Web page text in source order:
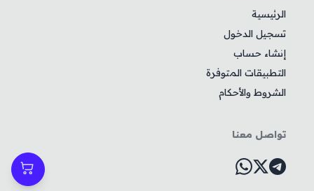
الرئيسية
تسجيل الدخول
إنشاء حساب
التطبيقات المتوفرة
الشروط والأحكام
تواصل معنا